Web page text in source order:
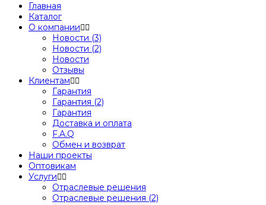
Главная
Каталог
О компании
Новости (3)
Новости (2)
Новости
Отзывы
Клиентам
Гарантия
Гарантия (2)
Гарантия
Доставка и оплата
F.A.Q
Обмен и возврат
Наши проекты
Оптовикам
Услуги
Отраслевые решения
Отраслевые решения (2)